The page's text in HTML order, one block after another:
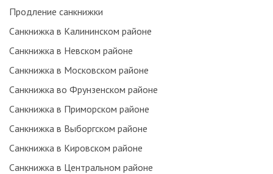
Продление санкнижки
Санкнижка в Калининском районе
Санкнижка в Невском районе
Санкнижка в Московском районе
Санкнижка во Фрунзенском районе
Санкнижка в Приморском районе
Санкнижка в Выборгском районе
Санкнижка в Кировском районе
Санкнижка в Центральном районе